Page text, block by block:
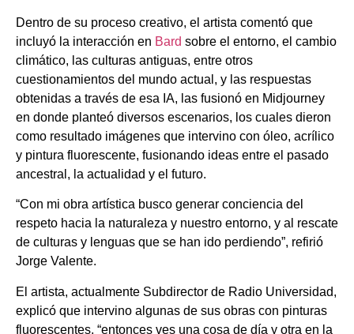
Dentro de su proceso creativo, el artista comentó que
incluyó la interacción en Bard sobre el entorno, el cambio
climático, las culturas antiguas, entre otros
cuestionamientos del mundo actual, y las respuestas
obtenidas a través de esa IA, las fusionó en Midjourney
en donde planteó diversos escenarios, los cuales dieron
como resultado imágenes que intervino con óleo, acrílico
y pintura fluorescente, fusionando ideas entre el pasado
ancestral, la actualidad y el futuro.
“Con mi obra artística busco generar conciencia del
respeto hacia la naturaleza y nuestro entorno, y al rescate
de culturas y lenguas que se han ido perdiendo”, refirió
Jorge Valente.
El artista, actualmente Subdirector de Radio Universidad,
explicó que intervino algunas de sus obras con pinturas
fluorescentes, “entonces ves una cosa de día y otra en la